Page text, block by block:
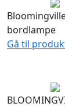
bordlampe
Gå til